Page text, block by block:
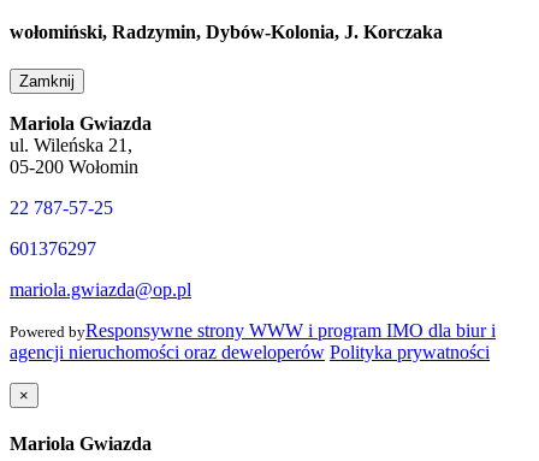
wołomiński, Radzymin, Dybów-Kolonia, J. Korczaka
Zamknij
Mariola Gwiazda
ul. Wileńska 21,
05-200 Wołomin
22 787-57-25
601376297
mariola.gwiazda@op.pl
Powered byResponsywne strony WWW i program IMO dla biur i
agencji nieruchomości oraz deweloperów Polityka prywatności
×
Mariola Gwiazda